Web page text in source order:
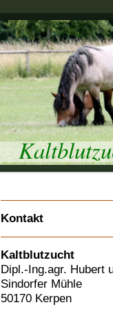
Kontakt
Kaltblutzucht
Dipl.-Ing.agr. Hubert
Sindorfer Mühle
50170 Kerpen